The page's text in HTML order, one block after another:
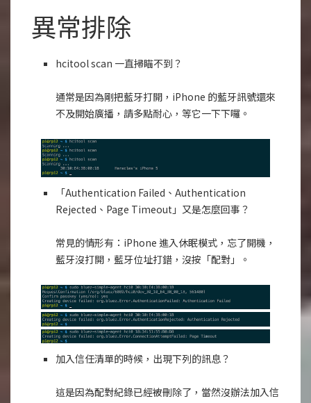
異常排除
hcitool scan 一直掃瞄不到？
通常是因為剛把藍牙打開，iPhone 的藍牙訊號還來
不及開始廣播，請多點耐心，等它一下下囉。
「Authentication Failed、Authentication
Rejected、Page Timeout」又是怎麼回事？
常見的情形有：iPhone 進入休眠模式，忘了開機，
藍牙沒打開，藍牙位址打錯，沒按「配對」。
加入信任清單的時候，出現下列的訊息？
這是因為配對紀錄已經被刪除了，當然沒辦法加入信